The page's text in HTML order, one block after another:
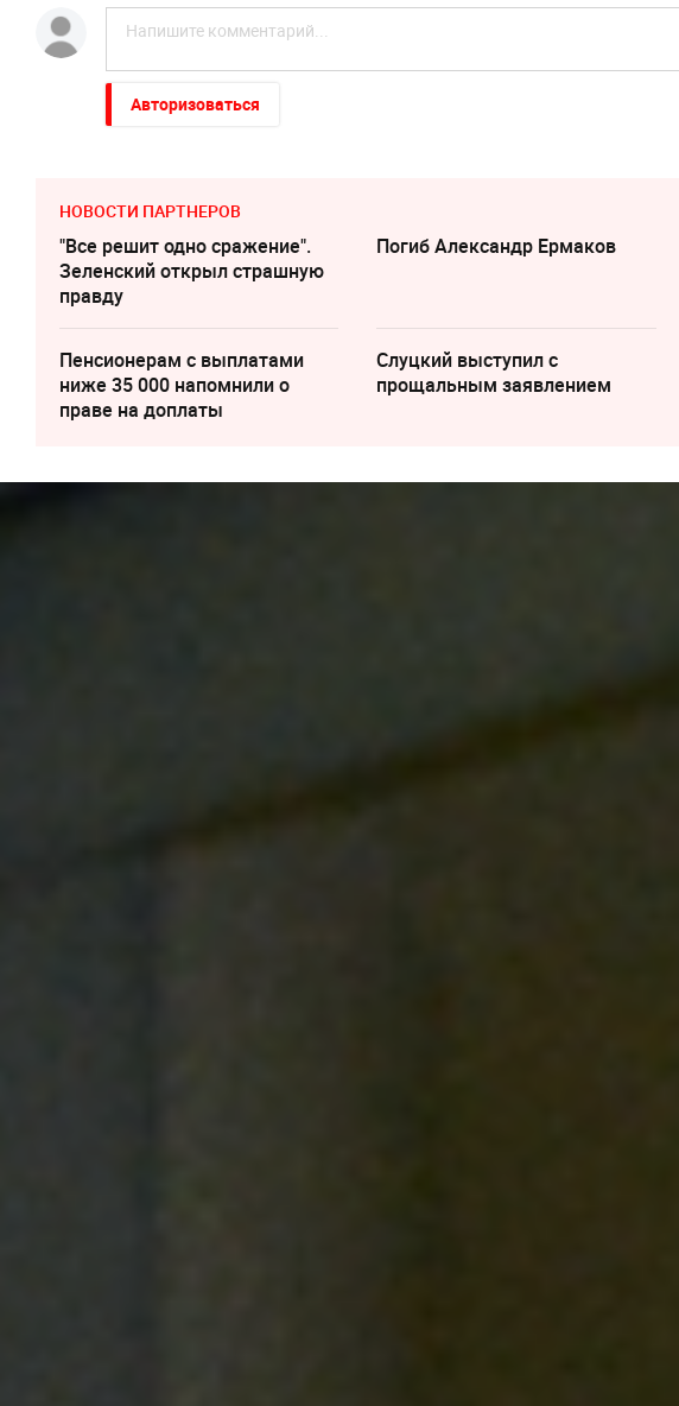
Авторизоваться
НОВОСТИ ПАРТНЕРОВ
"Все решит одно сражение".
Зеленский открыл страшную
правду
Погиб Александр Ермаков
Пенсионерам с выплатами
ниже 35 000 напомнили о
праве на доплаты
Слуцкий выступил с
прощальным заявлением